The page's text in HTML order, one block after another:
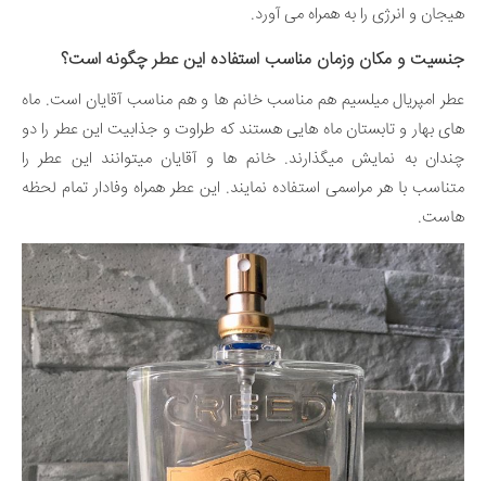
هیجان و انرژی را به همراه می آورد.
جنسیت و مکان وزمان مناسب استفاده این عطر چگونه است؟
عطر امپریال میلسیم هم مناسب خانم ها و هم مناسب آقایان است. ماه
های بهار و تابستان ماه هایی هستند که طراوت و جذابیت این عطر را دو
چندان به نمایش میگذارند. خانم ها و آقایان میتوانند این عطر را
متناسب با هر مراسمی استفاده نمایند. این عطر همراه وفادار تمام لحظه
هاست.